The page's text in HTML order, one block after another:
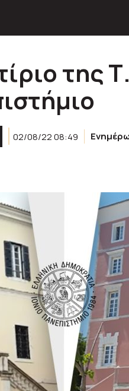
της
02/08/22 08:49